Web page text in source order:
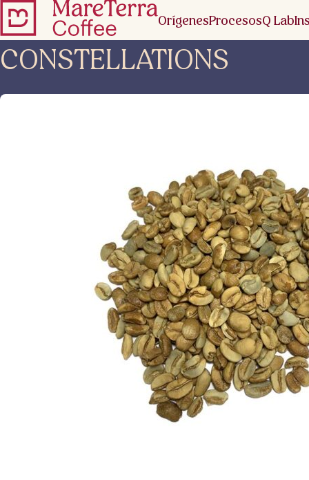
OrígenesProcesosQ Lab
CONSTELLATIONS